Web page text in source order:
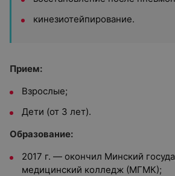
кинезиотейпирование.
Прием:
Взрослые;
Дети (от 3 лет).
Образование:
2017 г. — окончил Минский
медицинский колледж (МГМК);